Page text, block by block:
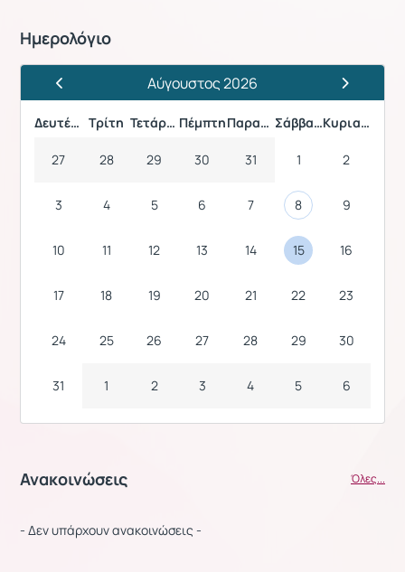
Ημερολόγιο
Προηγούμενος ΜήναςΑύγουστος 2026
Επόμενος
Δευτέρα Τρίτη Τετάρτη Πέμπτη Παρασκευή Σάββατο Κυριακή
27 28 29 30 31 1 2
3 4 5 6 7 8 9
10 11 12 13 14 15 16
17 18 19 20 21 22 23
24 25 26 27 28 29 30
31 1 2 3 4 5 6
Ανακοινώσεις Όλες...
- Δεν υπάρχουν ανακοινώσεις -